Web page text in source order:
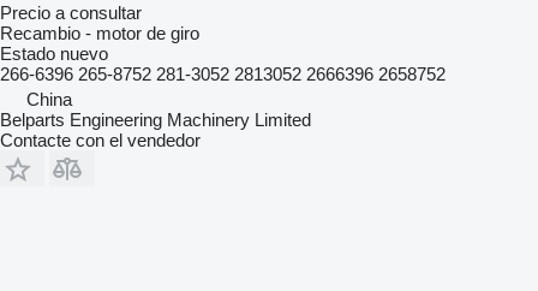
Precio a consultar
Recambio - motor de giro
Estado nuevo
266-6396 265-8752 281-3052 2813052 2666396 2658752
China
Belparts Engineering Machinery Limited
Contacte con el vendedor